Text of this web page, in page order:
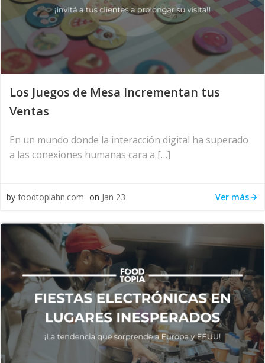
Los Juegos de Mesa Incrementan tus
Ventas
En un mundo donde la interacción digital ha superado
a las conexiones humanas cara a […]
by foodtopiahn.com on Jan 23 Ver más